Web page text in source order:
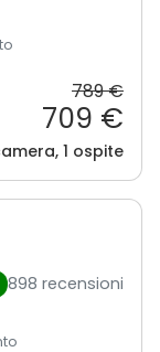
789 €
709 €
1 ospite
898 recensioni